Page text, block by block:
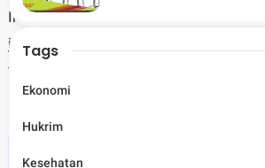
Insyaallah, kedepan kita akan semakin
jargon kira untuk kerja baik dan warisi
tutupnya. (*)
Tags
Ekonomi
Hukrim
Kesehatan